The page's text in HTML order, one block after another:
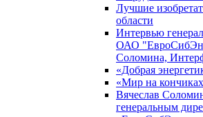
Лучшие
области
Интервью
ОАО
Соломина,
«Добрая
«Мир на
Вячеслав
генеральным